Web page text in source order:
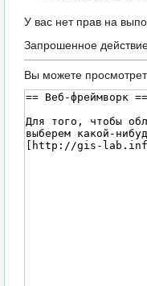
Перейти
к
Перейти
к
У вас нет прав на
Запрошенное
Вы можете